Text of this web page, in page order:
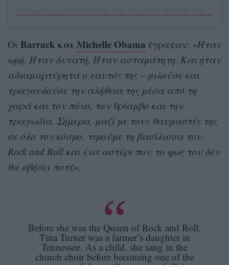
Οι Barrack και Michelle Obama έγραψαν: «Ήταν
ωμή. Ήταν δυνατή. Ήταν ασταμάτητη. Και ήταν
αδιαμαρτύρητα ο εαυτός της – μιλούσε και
τραγουδούσε την αλήθεια της μέσα από τη
χαρά και τον πόνο, τον θρίαμβο και την
τραγωδία. Σήμερα, μαζί με τους θαυμαστές της
σε όλο τον κόσμο, τιμούμε τη βασίλισσα του
Rock and Roll και ένα αστέρι που το φως του δεν
θα σβήσει ποτέ».
Before she was the Queen of Rock and Roll,
Tina Turner was a farmer’s daughter in
Tennessee. As a child, she sang in the
church choir before becoming one of the